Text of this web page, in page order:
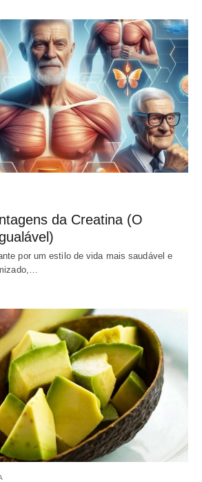
da Creatina (O
por um estilo de vida mais saudável e